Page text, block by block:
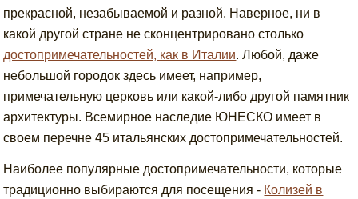
прекрасной, незабываемой и разной. Наверное, ни в
какой другой стране не сконцентрировано столько
достопримечательностей, как в Италии. Любой, даже
небольшой городок здесь имеет, например,
примечательную церковь или какой-либо другой памятник
архитектуры. Всемирное наследие ЮНЕСКО имеет в
своем перечне 45 итальянских достопримечательностей.
Наиболее популярные достопримечательности, которые
традиционно выбираются для посещения - Колизей в